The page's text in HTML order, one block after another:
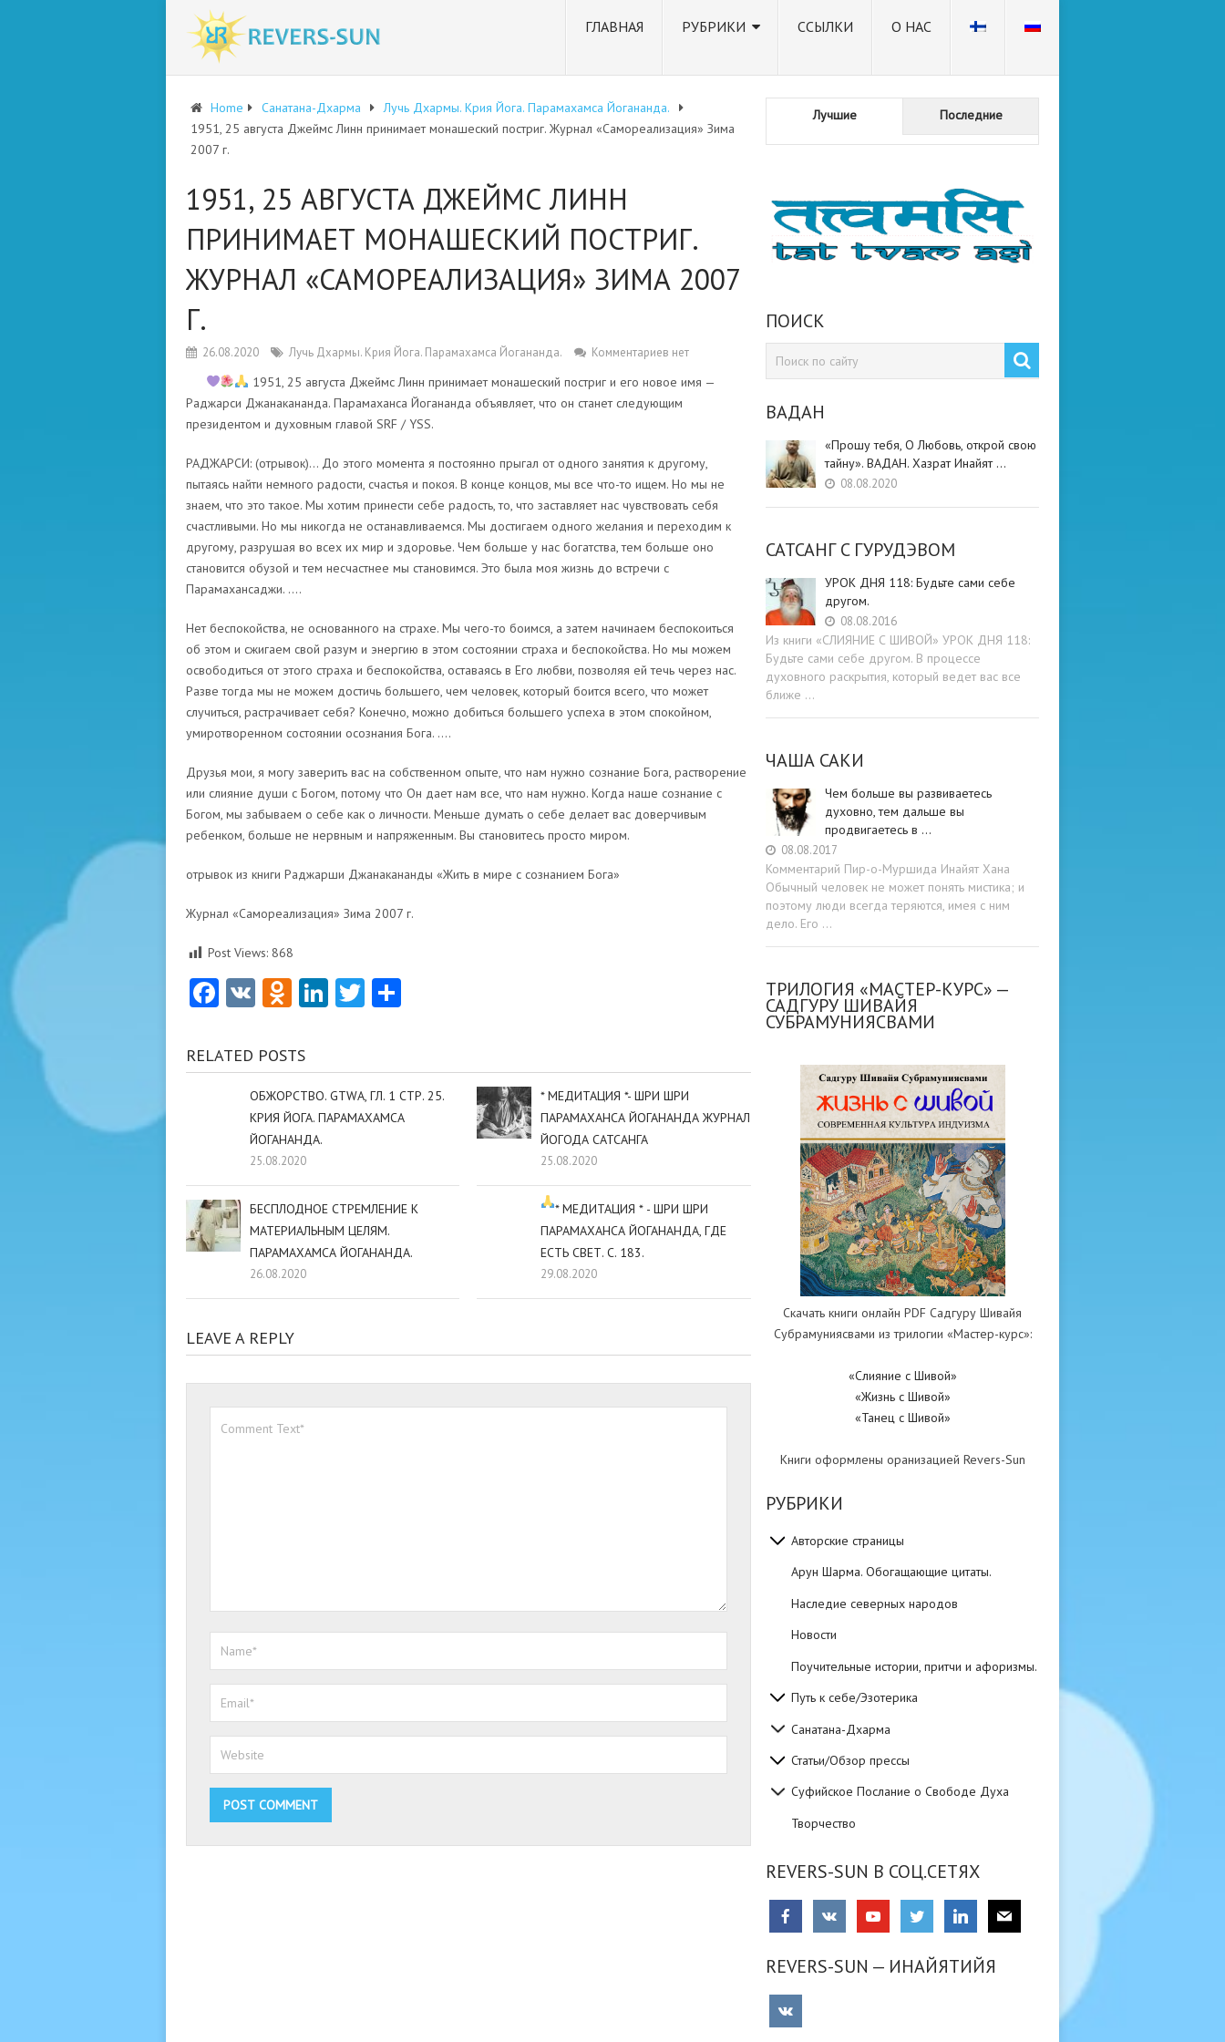
ГЛАВНАЯ РУБРИКИ ССЫЛКИ О НАС
Home Санатана-Дхарма
Лучь Дхармы. Крия Йога. Парамахамса Йогананда.
1951, 25 августа Джеймс Линн принимает монашеский постриг. Журнал «Самореализация» Зима
2007 г.
1951, 25 АВГУСТА ДЖЕЙМС ЛИНН
ПРИНИМАЕТ МОНАШЕСКИЙ ПОСТРИГ.
ЖУРНАЛ «САМОРЕАЛИЗАЦИЯ» ЗИМА 2007
Г.
26.08.2020 Лучь Дхармы. Крия Йога. Парамахамса Йогананда. Комментариев нет
1951, 25 августа Джеймс Линн принимает монашеский постриг и его новое имя —
Раджарси Джанакананда. Парамаханса Йогананда объявляет, что он станет следующим
президентом и духовным главой SRF / YSS.
РАДЖАРСИ: (отрывок)… До этого момента я постоянно прыгал от одного занятия к другому,
пытаясь найти немного радости, счастья и покоя. В конце концов, мы все что-то ищем. Но мы не
знаем, что это такое. Мы хотим принести себе радость, то, что заставляет нас чувствовать себя
счастливыми. Но мы никогда не останавливаемся. Мы достигаем одного желания и переходим к
другому, разрушая во всех их мир и здоровье. Чем больше у нас богатства, тем больше оно
становится обузой и тем несчастнее мы становимся. Это была моя жизнь до встречи с
Парамахансаджи. ….
Нет беспокойства, не основанного на страхе. Мы чего-то боимся, а затем начинаем беспокоиться
об этом и сжигаем свой разум и энергию в этом состоянии страха и беспокойства. Но мы можем
освободиться от этого страха и беспокойства, оставаясь в Его любви, позволяя ей течь через нас.
Разве тогда мы не можем достичь большего, чем человек, который боится всего, что может
случиться, растрачивает себя? Конечно, можно добиться большего успеха в этом спокойном,
умиротворенном состоянии осознания Бога. ….
Друзья мои, я могу заверить вас на собственном опыте, что нам нужно сознание Бога, растворение
или слияние души с Богом, потому что Он дает нам все, что нам нужно. Когда наше сознание с
Богом, мы забываем о себе как о личности. Меньше думать о себе делает вас доверчивым
ребенком, больше не нервным и напряженным. Вы становитесь просто миром.
отрывок из книги Раджарши Джанакананды «Жить в мире с сознанием Бога»
Журнал «Самореализация» Зима 2007 г.
Post Views: 868
Facebook
VKOdnoklassniki
LinkedIn
TwitterОтправить
RELATED POSTS
ОБЖОРСТВО. GTWA, ГЛ. 1 СТР. 25.
КРИЯ ЙОГА. ПАРАМАХАМСА
ЙОГАНАНДА.
25.08.2020
* МЕДИТАЦИЯ *- ШРИ ШРИ
ПАРАМАХАНСА ЙОГАНАНДА ЖУРНАЛ
ЙОГОДА САТСАНГА
25.08.2020
БЕСПЛОДНОЕ СТРЕМЛЕНИЕ К
МАТЕРИАЛЬНЫМ ЦЕЛЯМ.
ПАРАМАХАМСА ЙОГАНАНДА.
26.08.2020
* МЕДИТАЦИЯ * - ШРИ ШРИ
ПАРАМАХАНСА ЙОГАНАНДА, ГДЕ
ЕСТЬ СВЕТ. С. 183.
29.08.2020
LEAVE A REPLY
Лучшие Последние
ПОИСК
ВАДАН
«Прошу тебя, О Любовь, открой свою
тайну». ВАДАН. Хазрат Инайят …
08.08.2020
САТСАНГ C ГУРУДЭВОМ
УРОК ДНЯ 118: Будьте cами cебе
другом.
08.08.2016
Из книги «СЛИЯНИЕ С ШИВОЙ» УРОК ДНЯ 118:
Будьте cами cебе другом. В процессе
духовного раскрытия, который ведет вас все
ближе …
ЧАША САКИ
Чем больше вы развиваетесь
духовно, тем дальше вы
продвигаетесь в …
08.08.2017
Комментарий Пир-о-Муршида Инайят Хана
Обычный человек не может понять мистика; и
поэтому люди всегда теряются, имея с ним
дело. Его …
ТРИЛОГИЯ «МАСТЕР-КУРС» —
САДГУРУ ШИВАЙЯ
СУБРАМУНИЯСВАМИ
Скачать книги онлайн PDF Садгуру Шивайя
Субрамуниясвами из трилогии «Мастер-курс»:
«Слияние с Шивой»
«Жизнь с Шивой»
«Танец с Шивой»
Книги оформлены оранизацией Revers-Sun
РУБРИКИ
Авторские страницы
Арун Шарма. Обогащающие цитаты.
Наследие северных народов
Новости
Поучительные истории, притчи и афоризмы.
Путь к себе/Эзотерика
Санатана-Дхарма
Статьи/Обзор прессы
Суфийское Послание о Свободе Духа
Творчество
REVERS-SUN В СОЦ.СЕТЯХ
REVERS-SUN — ИНАЙЯТИЙЯ